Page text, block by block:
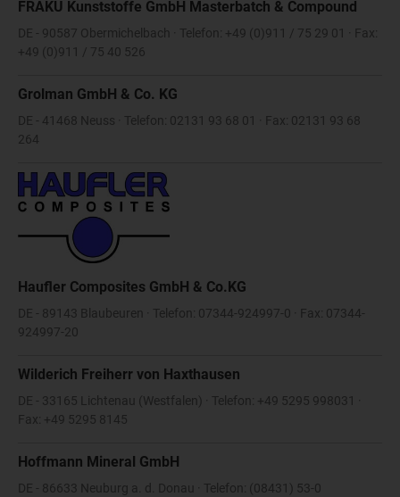
FRAKU Kunststoffe GmbH Masterbatch & Compound
DE - 90587 Obermichelbach · Telefon: +49 (0)911 / 75 29 01 · Fax:
+49 (0)911 / 75 40 526
Grolman GmbH & Co. KG
DE - 41468 Neuss · Telefon: 02131 93 68 01 · Fax: 02131 93 68
264
Haufler Composites GmbH & Co.KG
DE - 89143 Blaubeuren · Telefon: 07344-924997-0 · Fax: 07344-
924997-20
Wilderich Freiherr von Haxthausen
DE - 33165 Lichtenau (Westfalen) · Telefon: +49 5295 998031 ·
Fax: +49 5295 8145
Hoffmann Mineral GmbH
DE - 86633 Neuburg a. d. Donau · Telefon: (08431) 53-0